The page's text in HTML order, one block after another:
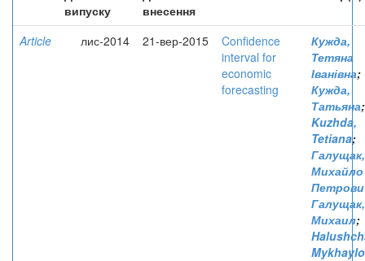
випуску
внесення
Article лис-2014 21-вер-2015
Confidence
interval for
economic
forecasting
Кужда,
Тетяна
Іванівна;
Кужда,
Татьяна;
Kuzhda,
Tetiana;
Галущак,
Михайло
Галущак,
Михаил;
Mykhaylo